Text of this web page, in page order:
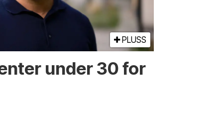
PLUSS
under 30 for